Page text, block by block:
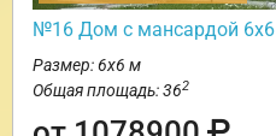
№16 Дом с мансардой 6х6
Размер: 6х6 м
Общая площадь: 362